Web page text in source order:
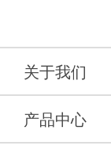
关于我们
产品中心